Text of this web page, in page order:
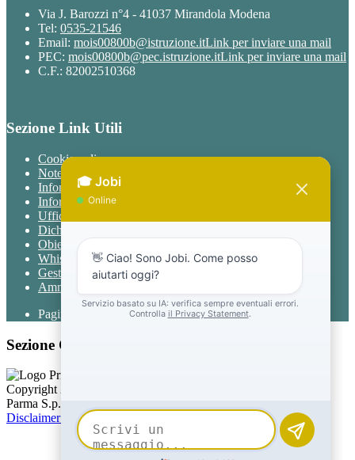
Via J. Barozzi n°4 - 41037 Mirandola Modena
Tel: 0535-21546
Email: mois00800b@istruzione.itLink per inviare una mail
PEC: mois00800b@pec.istruzione.itLink per inviare una mail
C.F.: 82002510368
Sezione Link Utili
Cookie policy
Note legali
Informativa Privacy
Informativa Privacy chatbot Jobi
Ufficio Relazioni con il Pubblico
Dichiarazione di accessibilità
Obiettivi di accessibilità
Whistleblowing
Gestione consensi cookie
Amministrazione trasparente
Pagina visualizzata1299volte
Sezione Copyright
Copyright 2026 | Engineered and powered by Gruppo Spaggiari
Parma S.p.A. | Divisione Publishing & New Social Media
Disclaimer trattamento dati personali